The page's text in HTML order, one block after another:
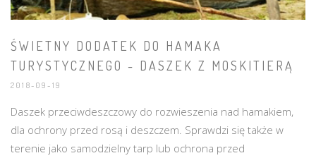
ŚWIETNY DODATEK DO HAMAKA
TURYSTYCZNEGO - DASZEK Z MOSKITIERĄ
2018-09-19
Daszek przeciwdeszczowy do rozwieszenia nad hamakiem,
dla ochrony przed rosą i deszczem. Sprawdzi się także w
terenie jako samodzielny tarp lub ochrona przed